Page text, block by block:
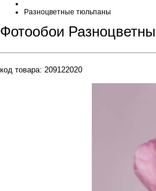
Разноцветные тюльпаны
Фотообои
код товара: 209122020